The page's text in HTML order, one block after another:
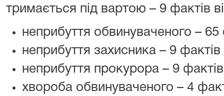
тримається під вартою – 9 фактів
неприбуття обвинуваченого – 65
неприбуття захисника – 9 фактів
неприбуття прокурора – 9
хвороба обвинуваченого – 4